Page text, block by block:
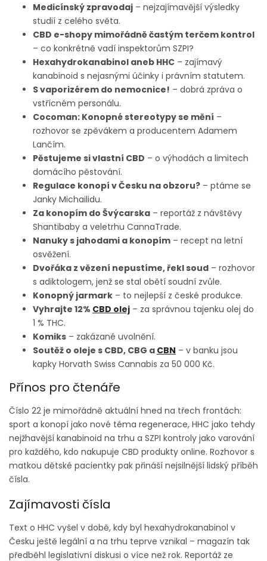
Medicínský zpravodaj – nejzajímavější výsledky
studií z celého světa.
CBD e-shopy mimořádně častým terčem kontrol
– co konkrétně vadí inspektorům SZPI?
Hexahydrokanabinol aneb HHC – zajímavý
kanabinoid s nejasnými účinky i právním statutem.
S vaporizérem do nemocnice! – dobrá zpráva o
vstřícném personálu.
Cocoman: Konopné stereotypy se mění –
rozhovor se zpěvákem a producentem Adamem
Lančím.
Pěstujeme si vlastní CBD – o výhodách a limitech
domácího pěstování.
Regulace konopí v Česku na obzoru? – ptáme se
Janky Michailidu.
Za konopím do Švýcarska – reportáž z návštěvy
Shantibaby a veletrhu CannaTrade.
Nanuky s jahodami a konopím – recept na letní
osvěžení.
Dvořáka z vězení nepustíme, řekl soud – rozhovor
s adiktologem, jenž se stal obětí soudní zvůle.
Konopný jarmark – to nejlepší z české produkce.
Vyhrajte 12% CBD olej – za správnou tajenku olej do
1 % THC.
Komiks – zakázané uvolnění.
Soutěž o oleje s CBD, CBG a CBN – v banku jsou
kapky Horvath Swiss Cannabis za 50 000 Kč.
Přínos pro čtenáře
Číslo 22 je mimořádně aktuální hned na třech frontách:
sport a konopí jako nové téma regenerace, HHC jako tehdy
nejžhavější kanabinoid na trhu a SZPI kontroly jako varování
pro každého, kdo nakupuje CBD produkty online. Rozhovor s
matkou dětské pacientky pak přináší nejsilnější lidský příběh
čísla.
Zajímavosti čísla
Text o HHC vyšel v době, kdy byl hexahydrokanabinol v
Česku ještě legální a na trhu teprve vznikal – magazín tak
předběhl legislativní diskusi o více než rok. Reportáž ze